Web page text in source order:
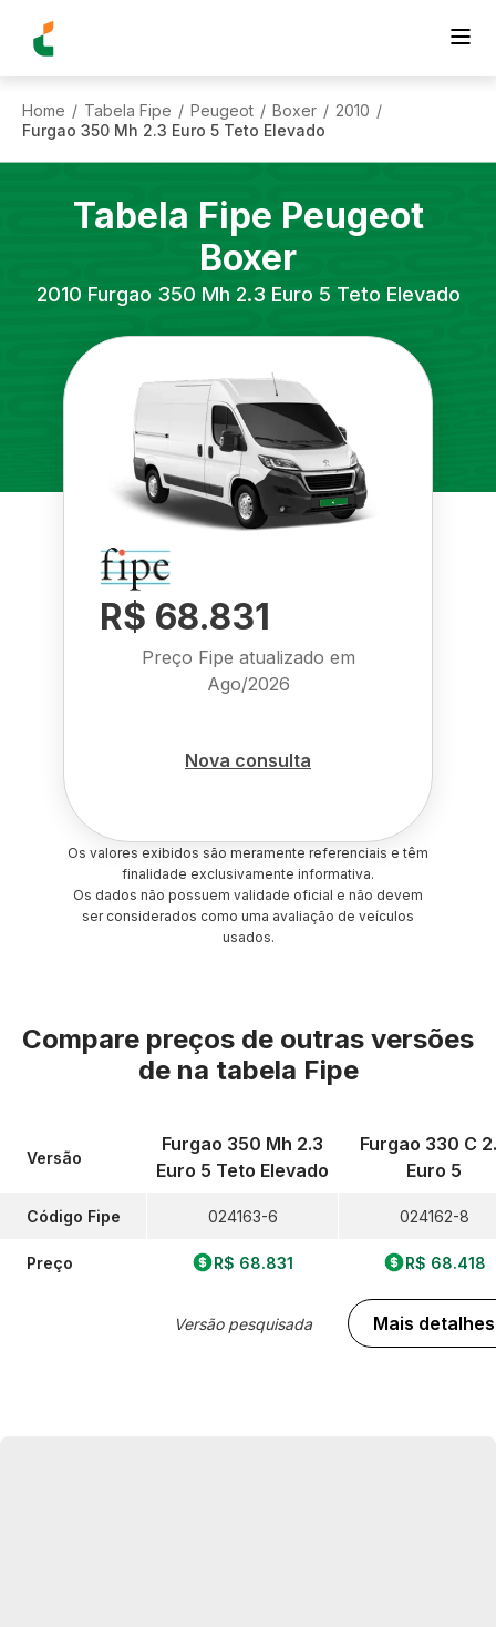
Home / Tabela Fipe / Peugeot / Boxer / 2010 /
Furgao 350 Mh 2.3 Euro 5 Teto Elevado
Tabela Fipe Peugeot
Boxer
2010 Furgao 350 Mh 2.3 Euro 5 Teto Elevado
R$ 68.831
Preço Fipe atualizado em
Ago/2026
Nova consulta
Os valores exibidos são meramente referenciais e têm
finalidade exclusivamente informativa.
Os dados não possuem validade oficial e não devem
ser considerados como uma avaliação de veículos
usados.
Compare preços de outras versões
de na tabela Fipe
Versão
Código Fipe
Preço
Furgao 350 Mh 2.3
Euro 5 Teto Elevado
024163-6
R$ 68.831
Versão pesquisada
Furgao 330 C
Euro 5
024162-8
R$ 68.418
Mais detalhes